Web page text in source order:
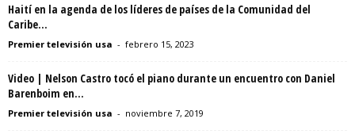
Haití en la agenda de los líderes de países de la Comunidad del
Caribe...
Premier televisión usa - febrero 15, 2023
Video | Nelson Castro tocó el piano durante un encuentro con Daniel
Barenboim en...
Premier televisión usa - noviembre 7, 2019